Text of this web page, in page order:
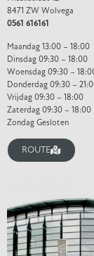
8471 ZW Wolvega
0561 616161
Maandag 13:00 – 18:00
Dinsdag 09:30 – 18:00
Woensdag 09:30 –
Donderdag 09:30 –
Vrijdag 09:30 – 18:00
Zaterdag 09:30 – 18:00
Zondag Gesloten
ROUTE